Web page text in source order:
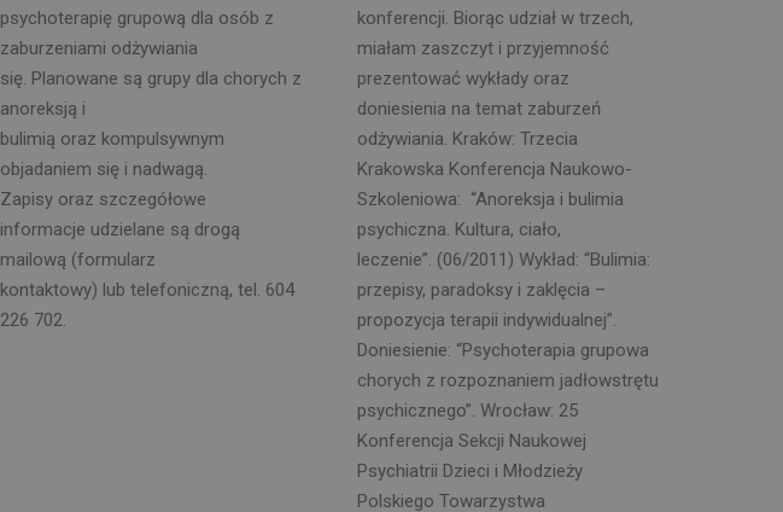
psychoterapię grupową dla osób z
zaburzeniami odżywiania
się. Planowane są grupy dla chorych z
anoreksją i
bulimią oraz kompulsywnym
objadaniem się i nadwagą.
Zapisy oraz szczegółowe
informacje udzielane są drogą
mailową (formularz
kontaktowy) lub telefoniczną, tel. 604
226 702.
konferencji. Biorąc udział w trzech,
miałam zaszczyt i przyjemność
prezentować wykłady oraz
doniesienia na temat zaburzeń
odżywiania. Kraków: Trzecia
Krakowska Konferencja Naukowo-
Szkoleniowa: “Anoreksja i bulimia
psychiczna. Kultura, ciało,
leczenie”. (06/2011) Wykład: “Bulimia:
przepisy, paradoksy i zaklęcia –
propozycja terapii indywidualnej”.
Doniesienie: “Psychoterapia grupowa
chorych z rozpoznaniem jadłowstrętu
psychicznego”. Wrocław: 25
Konferencja Sekcji Naukowej
Psychiatrii Dzieci i Młodzieży
Polskiego Towarzystwa